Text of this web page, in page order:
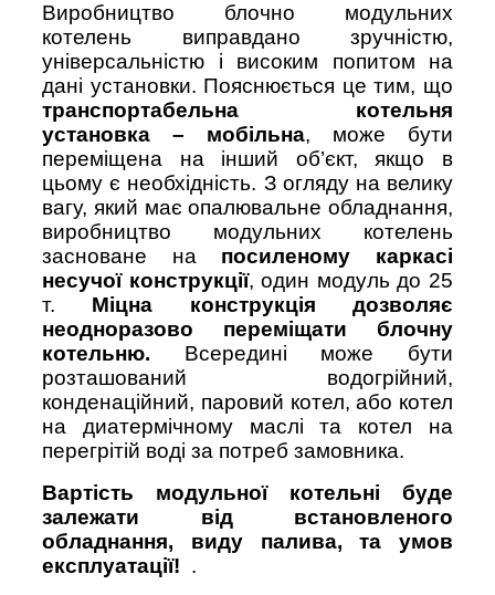
Виробництво блочно модульних
котелень виправдано зручністю,
універсальністю і високим попитом на
дані установки. Пояснюється це тим, що
транспортабельна котельня
установка – мобільна, може бути
переміщена на інший об’єкт, якщо в
цьому є необхідність. З огляду на велику
вагу, який має опалювальне обладнання,
виробництво модульних котелень
засноване на посиленому каркасі
несучої конструкції, один модуль до 25
т. Міцна конструкція дозволяє
неодноразово переміщати блочну
котельню. Всередині може бути
розташований водогрійний,
конденаційний, паровий котел, або котел
на диатермічному маслі та котел на
перегрітій воді за потреб замовника.
Вартість модульної котельні буде
залежати
від встановленого
обладнання, виду палива, та умов
експлуатації! .